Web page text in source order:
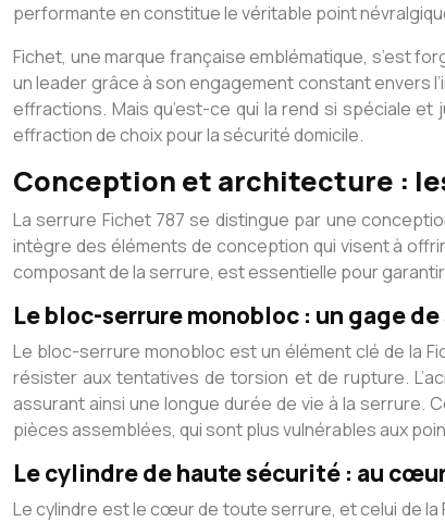
performante en constitue le véritable point
Fichet, une marque française emblématique, s’est
un leader grâce à son engagement constant envers
effractions. Mais qu’est-ce qui la rend si spéciale
effraction de choix pour la sécurité domicile.
Conception et architecture :
La serrure Fichet 787 se distingue par une
intègre des éléments de conception qui visent à
composant de la serrure, est essentielle pour
Le bloc-serrure monobloc : un gage
Le bloc-serrure monobloc est un élément clé de la
résister aux tentatives de torsion et de rupture.
assurant ainsi une longue durée de vie à la
pièces assemblées, qui sont plus vulnérables aux
Le cylindre de haute sécurité : au
Le cylindre est le cœur de toute serrure, et celui de la